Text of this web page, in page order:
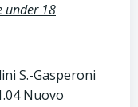
under 18
S.-Gasperoni
Nuovo